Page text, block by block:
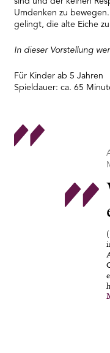
Umdenken zu
gelingt, die alte Eiche
In dieser Vorstellung
Für Kinder ab 5 Jahren
Spieldauer: ca. 65